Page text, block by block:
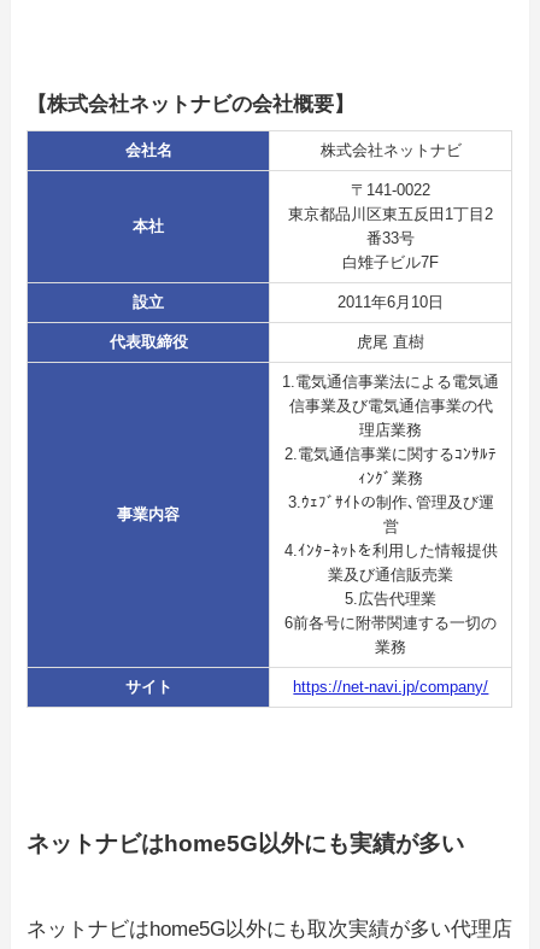
【株式会社ネットナビの会社概要】
会社名 株式会社ネットナビ
本社
〒141-0022
東京都品川区東五反田1丁目2
番33号
白雉子ビル7F
設立 2011年6月10日
代表取締役 虎尾 直樹
事業内容
1.電気通信事業法による電気通
信事業及び電気通信事業の代
理店業務
2.電気通信事業に関するｺﾝｻﾙﾃ
ｨﾝｸﾞ業務
3.ｳｪﾌﾞｻｲﾄの制作､管理及び運
営
4.ｲﾝﾀｰﾈｯﾄを利用した情報提供
業及び通信販売業
5.広告代理業
6前各号に附帯関連する一切の
業務
サイト https://net-navi.jp/company/
ネットナビはhome5G以外にも実績が多い
ネットナビはhome5G以外にも取次実績が多い代理店